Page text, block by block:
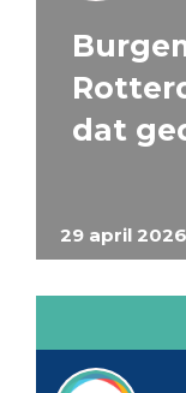
29 april 2026
dat